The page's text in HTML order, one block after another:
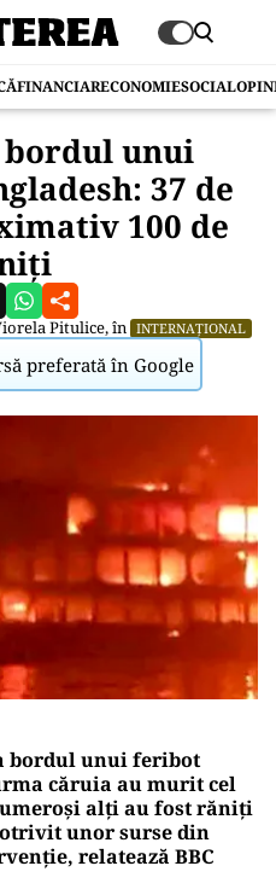
FINANCIARECONOMIESOCIAL
unui
37 de
100 de
Pitulice, în INTERNAȚIONAL
preferată în Google
bordul unui feribot
căruia au murit cel
alţi au fost răniţi
unor surse din
relatează BBC